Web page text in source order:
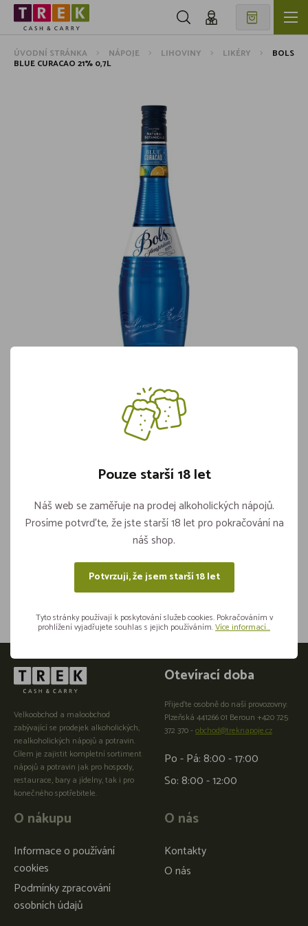
ÚVODNÍ STRÁNKA NÁPOJE LIHOVINY LIKÉRY BOLS
BLUE CURACAO 21% 0,7L
Bols Blue Curacao 21% 0,7l
Vložit do košíku
Sdílejte na sítích
Velkoobchod a maloobchod
zabývající se prodejek alkoholických,
nealkoholických nápojů a potravin.
Cílem je zajistit kompletní sortiment
nápojů a potravin jak pro hospody,
restaurace, bary a jídelny, tak i pro
konečného spotřebitele.
O nákupu
Informace o používání
cookies
Podmínky zpracování
osobních údajů
O nás
Kontakty
O nás
Otevírací doba
Přijeďte osobně do naší provozovny:
Plzeňská 441266 01 Beroun +420 725
372 370 -obchod@treknapoje.cz
Po - Pá: 8:00 - 17:00
So: 8:00 - 12:00
Pouze starší 18 let
Náš web se zaměřuje na prodej alkoholických nápojů.
Prosíme potvrďte, že jste starší 18 let pro pokračování na
náš shop.
Potvrzuji, že jsem starší 18 let
Tyto stránky používají k poskytování služeb cookies. Pokračováním v
prohlížení vyjadřujete souhlas s jejich používáním.Více informací...